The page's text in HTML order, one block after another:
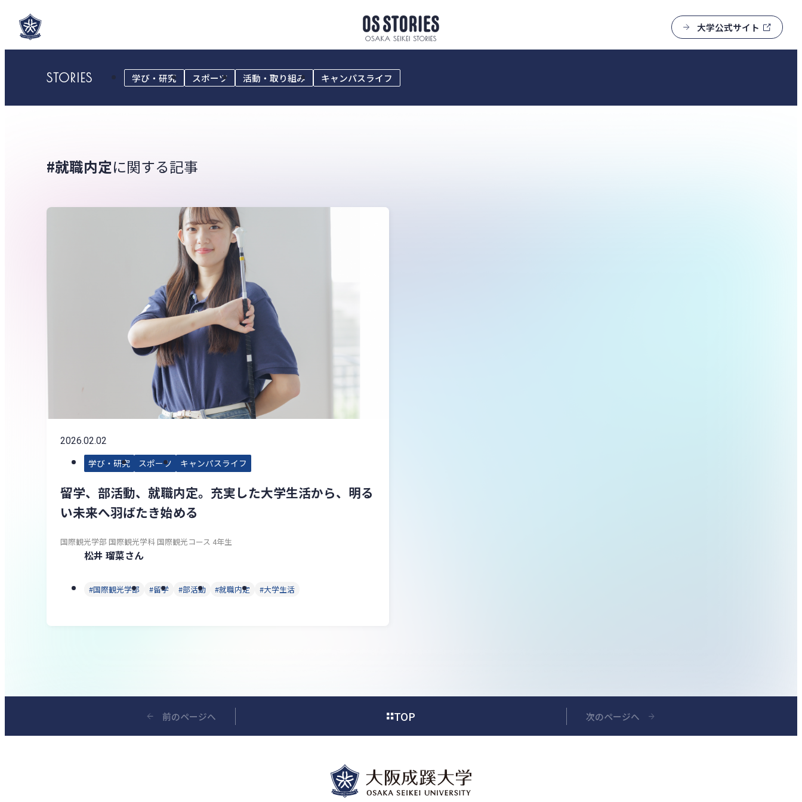
大学公式サイト
STORIES 学び・研究 スポーツ 活動・取り組み キャンパスライフ
#就職内定に関する記事
2026.02.02
学び・研究 スポーツ キャンパスライフ
留学、部活動、就職内定。充実した大学生活から、明る
い未来へ羽ばたき始める
国際観光学部 国際観光学科 国際観光コース 4年生
松井 瑠菜さん
国際観光学部 留学 部活動 就職内定 大学生活
前のページへ TOP 次のページへ